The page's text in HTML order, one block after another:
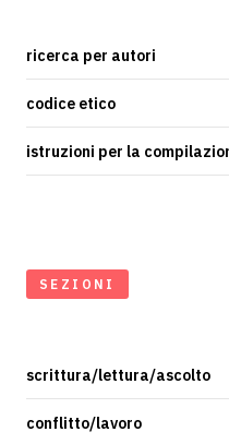
ricerca per autori
codice etico
istruzioni per la
SEZIONI
scrittura/lettura/ascolto
conflitto/lavoro